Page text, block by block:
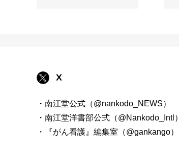
X
・南江堂公式（@nankodo_NEWS）
・南江堂洋書部公式（@Nankodo_Intl）
・『がん看護』編集室（@gankango）